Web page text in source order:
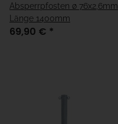
Absperrpfosten ø 76x2,6mm,
Länge 1400mm
69,90 € *